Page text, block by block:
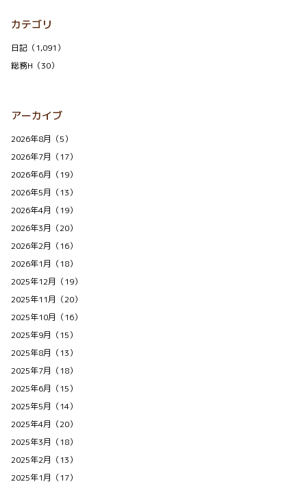
カテゴリ
日記（1,091）
総務H（30）
アーカイブ
2026年8月（5）
2026年7月（17）
2026年6月（19）
2026年5月（13）
2026年4月（19）
2026年3月（20）
2026年2月（16）
2026年1月（18）
2025年12月（19）
2025年11月（20）
2025年10月（16）
2025年9月（15）
2025年8月（13）
2025年7月（18）
2025年6月（15）
2025年5月（14）
2025年4月（20）
2025年3月（18）
2025年2月（13）
2025年1月（17）